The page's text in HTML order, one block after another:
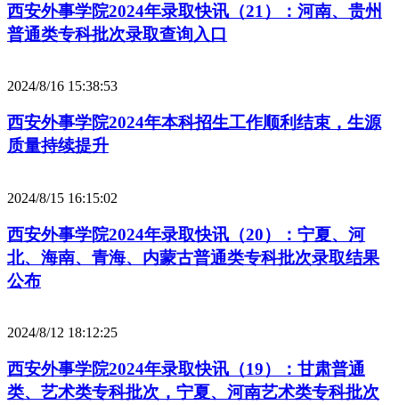
西安外事学院2024年录取快讯（21）：河南、贵州
普通类专科批次录取查询入口
2024/8/16 15:38:53
西安外事学院2024年本科招生工作顺利结束，生源
质量持续提升
2024/8/15 16:15:02
西安外事学院2024年录取快讯（20）：宁夏、河
北、海南、青海、内蒙古普通类专科批次录取结果
公布
2024/8/12 18:12:25
西安外事学院2024年录取快讯（19）：甘肃普通
类、艺术类专科批次，宁夏、河南艺术类专科批次